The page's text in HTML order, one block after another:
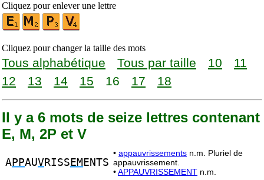
Cliquez pour enlever une lettre
Cliquez pour changer la taille des mots
Tous alphabétique Tous par taille 10
11
12
13 14 15 16 17 18
Il y a 6 mots de seize lettres contenant
E, M, 2P et V
APPAUVRISS EM ENTS
• appauvrissements n.m. Pluriel de
appauvrissement.
•APPAUVRISSEMENT n.m.